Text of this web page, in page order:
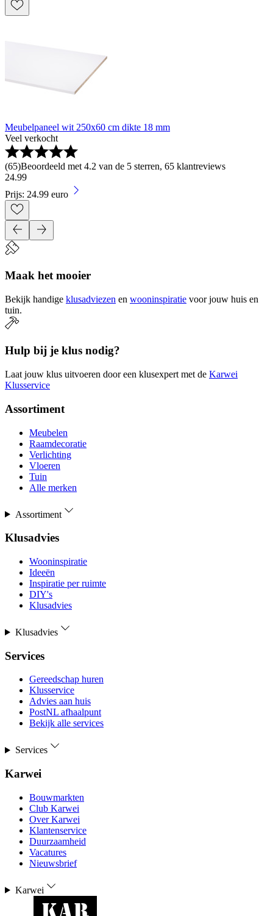
Meubelpaneel wit 250x60 cm dikte 18 mm
Veel verkocht
(65)Beoordeeld met 4.2 van de 5 sterren, 65 klantreviews
24.99
Prijs: 24.99 euro
Maak het mooier
Bekijk handige klusadviezen en wooninspiratie voor jouw huis en
tuin.
Hulp bij je klus nodig?
Laat jouw klus uitvoeren door een klusexpert met de Karwei
Klusservice
Assortiment
Meubelen
Raamdecoratie
Verlichting
Vloeren
Tuin
Alle merken
Assortiment
Klusadvies
Wooninspiratie
Ideeën
Inspiratie per ruimte
DIY's
Klusadvies
Klusadvies
Services
Gereedschap huren
Klusservice
Advies aan huis
PostNL afhaalpunt
Bekijk alle services
Services
Karwei
Bouwmarkten
Club Karwei
Over Karwei
Klantenservice
Duurzaamheid
Vacatures
Nieuwsbrief
Karwei